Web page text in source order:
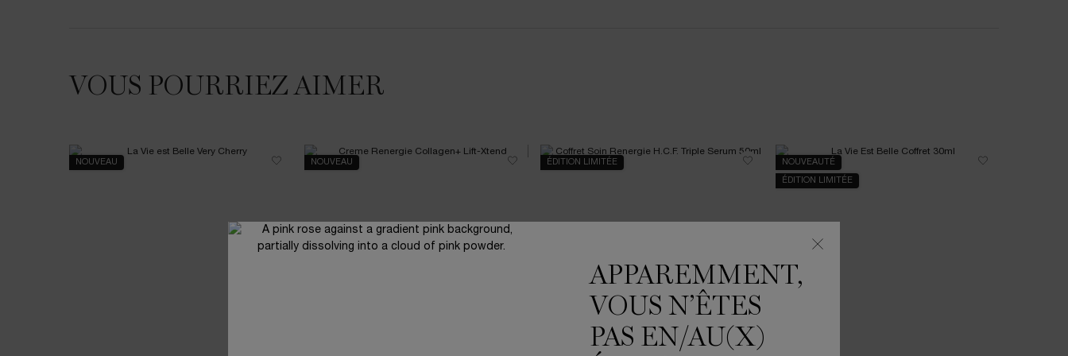
VOUS POURRIEZ AIMER
NOUVEAU NOUVEAU ÉDITION LIMITÉE NOUVEAUTÉ
ÉDITION LIMITÉE
APPAREMMENT,
VOUS N’ÊTES
PAS EN/AU(X)